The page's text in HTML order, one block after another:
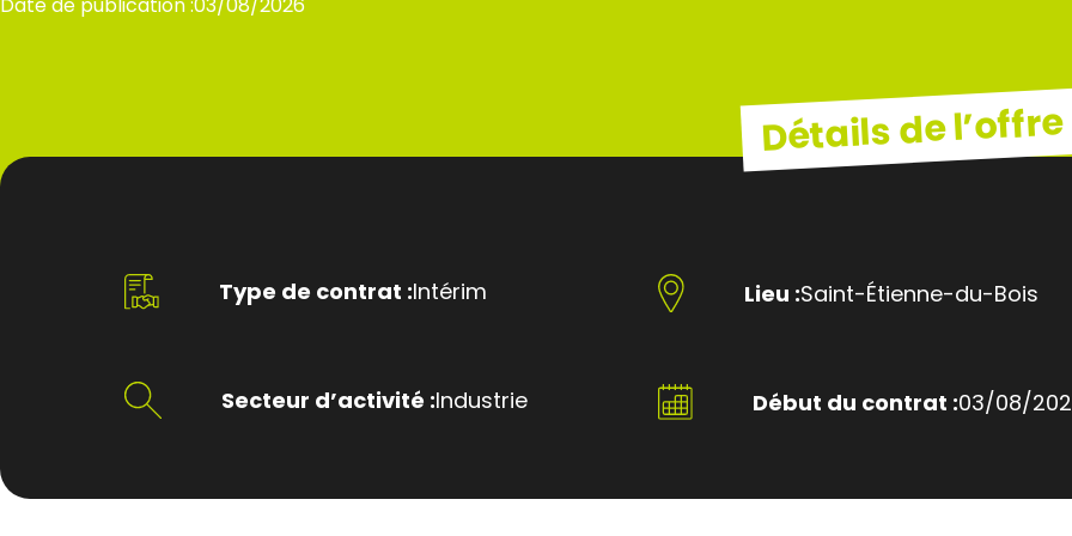
Détails de l’offre
Type de contrat :Intérim
Secteur d’activité :Industrie
Lieu :Saint-Étienne-du-Bois
Début du contrat :03/08/